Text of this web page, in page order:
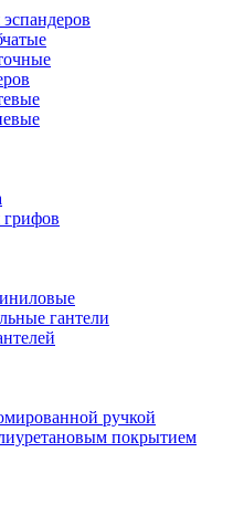
грифов
гантели
ручкой
покрытием